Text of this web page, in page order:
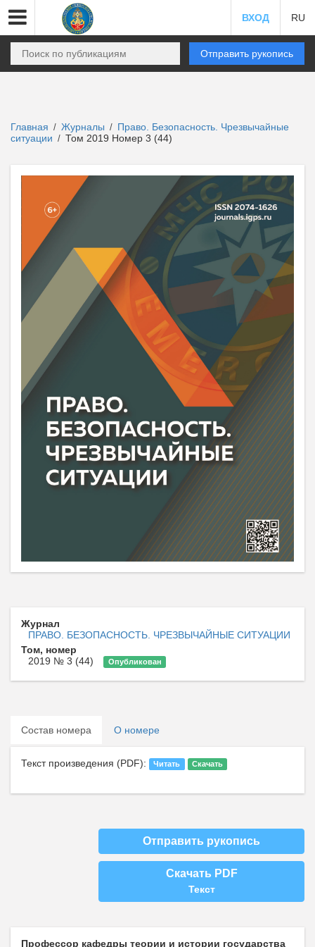
ВХОД RU
Отправить рукопись
Главная / Журналы / Право. Безопасность. Чрезвычайные
ситуации / Том 2019 Номер 3 (44)
Журнал
ПРАВО. БЕЗОПАСНОСТЬ. ЧРЕЗВЫЧАЙНЫЕ СИТУАЦИИ
Том, номер
2019 № 3 (44)
Опубликован
Состав номера О номере
Текст произведения (PDF): Читать Скачать
Отправить рукопись
Скачать PDF
Текст
Профессор кафедры теории и истории государства